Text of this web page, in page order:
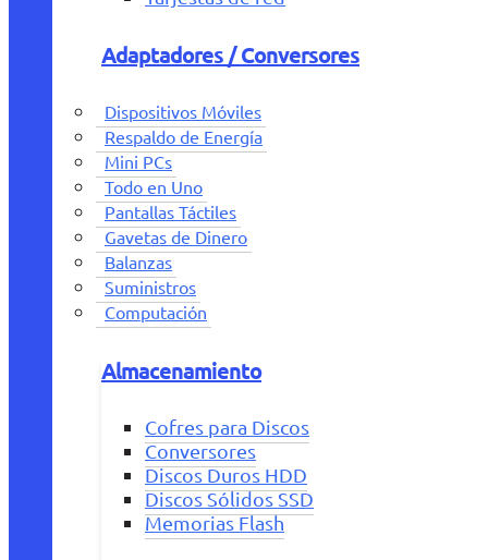
Adaptadores / Conversores
Dispositivos Móviles
Respaldo de Energía
Mini PCs
Todo en Uno
Pantallas Táctiles
Gavetas de Dinero
Balanzas
Suministros
Computación
Almacenamiento
Cofres para Discos
Conversores
Discos Duros HDD
Discos Sólidos SSD
Memorias Flash